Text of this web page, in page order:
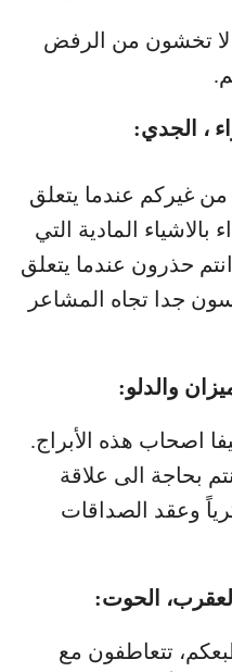
لا تخشون من الرفض
، الجدي:
غيركم عندما يتعلق
المادية التي
حذرون عندما يتعلق
جدا تجاه المشاعر
والدلو:
اصحاب هذه الأبراج.
بحاجة الى علاقة
وعقد الصداقات
العقرب، الحوت:
تتعاطفون مع